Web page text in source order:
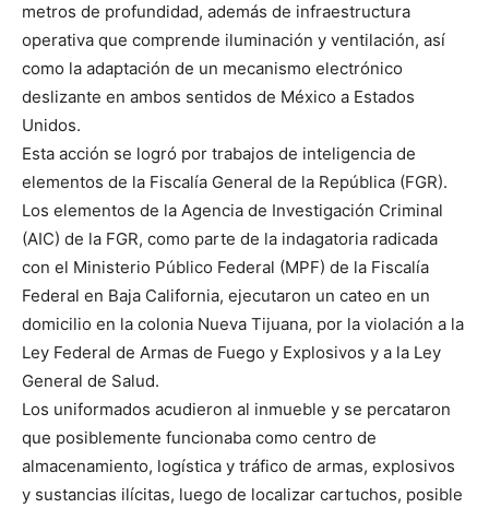
metros de profundidad, además de infraestructura
operativa que comprende iluminación y ventilación, así
como la adaptación de un mecanismo electrónico
deslizante en ambos sentidos de México a Estados
Unidos.
Esta acción se logró por trabajos de inteligencia de
elementos de la Fiscalía General de la República (FGR).
Los elementos de la Agencia de Investigación Criminal
(AIC) de la FGR, como parte de la indagatoria radicada
con el Ministerio Público Federal (MPF) de la Fiscalía
Federal en Baja California, ejecutaron un cateo en un
domicilio en la colonia Nueva Tijuana, por la violación a la
Ley Federal de Armas de Fuego y Explosivos y a la Ley
General de Salud.
Los uniformados acudieron al inmueble y se percataron
que posiblemente funcionaba como centro de
almacenamiento, logística y tráfico de armas, explosivos
y sustancias ilícitas, luego de localizar cartuchos, posible